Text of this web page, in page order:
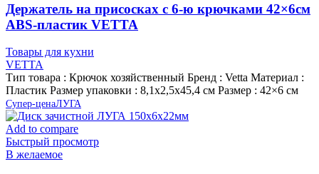
Держатель на присосках с 6-ю крючками 42×6см
ABS-пластик VETTA
Товары для кухни
VETTA
Тип товара : Крючок хозяйственный Бренд : Vetta Материал :
Пластик Размер упаковки : 8,1х2,5х45,4 см Размер : 42×6 см
Супер-ценаЛУГА
Add to compare
Быстрый просмотр
В желаемое